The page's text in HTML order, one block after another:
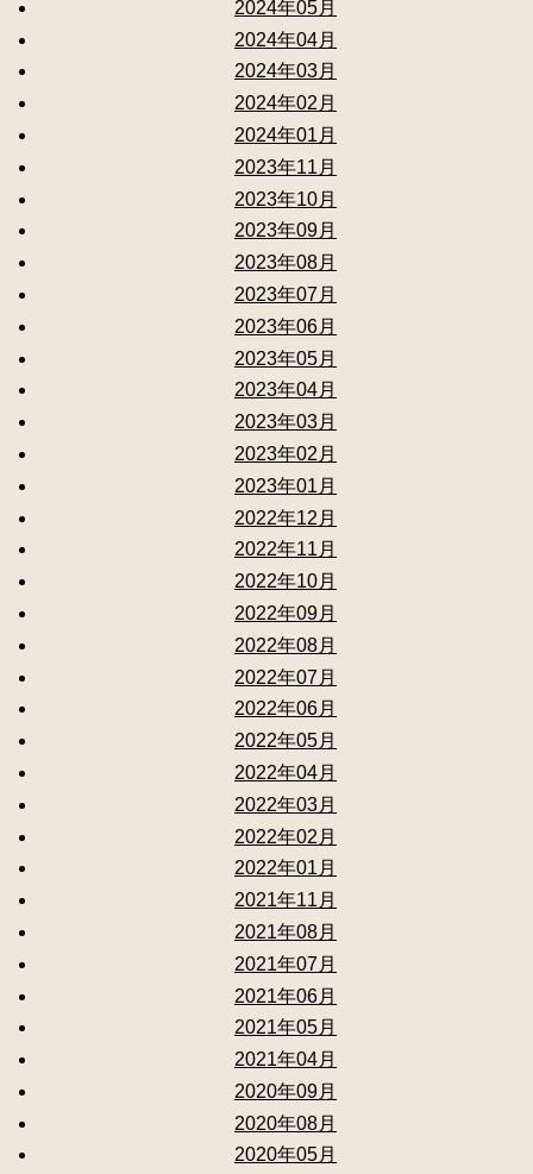
2024年05月
2024年04月
2024年03月
2024年02月
2024年01月
2023年11月
2023年10月
2023年09月
2023年08月
2023年07月
2023年06月
2023年05月
2023年04月
2023年03月
2023年02月
2023年01月
2022年12月
2022年11月
2022年10月
2022年09月
2022年08月
2022年07月
2022年06月
2022年05月
2022年04月
2022年03月
2022年02月
2022年01月
2021年11月
2021年08月
2021年07月
2021年06月
2021年05月
2021年04月
2020年09月
2020年08月
2020年05月